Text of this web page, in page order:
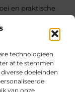
technologieën
af te stemmen
doeleinden
van onze
en praktische